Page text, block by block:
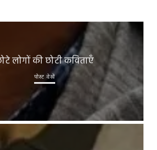
लोगों की छोटी कविताएँ
पोस्ट देखें